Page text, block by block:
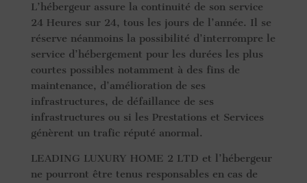
L’hébergeur assure la continuité de son service
24 Heures sur 24, tous les jours de l’année. Il se
réserve néanmoins la possibilité d’interrompre le
service d’hébergement pour les durées les plus
courtes possibles notamment à des fins de
maintenance, d’amélioration de ses
infrastructures, de défaillance de ses
infrastructures ou si les Prestations et Services
génèrent un trafic réputé anormal.
LEADING LUXURY HOME 2 LTD et l’hébergeur
ne pourront être tenus responsables en cas de